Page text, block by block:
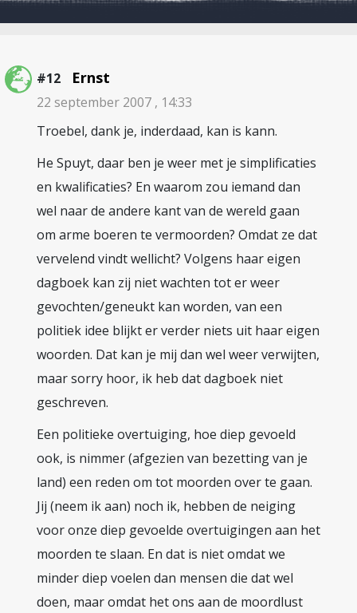
#12 Ernst
22 september 2007 , 14:33
Troebel, dank je, inderdaad, kan is kann.
He Spuyt, daar ben je weer met je simplificaties
en kwalificaties? En waarom zou iemand dan
wel naar de andere kant van de wereld gaan
om arme boeren te vermoorden? Omdat ze dat
vervelend vindt wellicht? Volgens haar eigen
dagboek kan zij niet wachten tot er weer
gevochten/geneukt kan worden, van een
politiek idee blijkt er verder niets uit haar eigen
woorden. Dat kan je mij dan wel weer verwijten,
maar sorry hoor, ik heb dat dagboek niet
geschreven.
Een politieke overtuiging, hoe diep gevoeld
ook, is nimmer (afgezien van bezetting van je
land) een reden om tot moorden over te gaan.
Jij (neem ik aan) noch ik, hebben de neiging
voor onze diep gevoelde overtuigingen aan het
moorden te slaan. En dat is niet omdat we
minder diep voelen dan mensen die dat wel
doen, maar omdat het ons aan de moordlust